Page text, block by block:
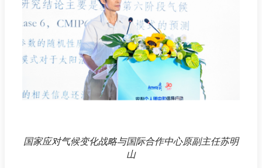
国家应对气候变化战略与国际合作中心原副主任苏明
山